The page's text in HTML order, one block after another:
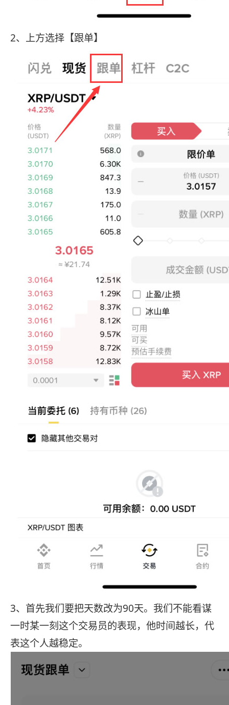
2、上方选择【跟单】
3、首先我们要把天数改为90天。我们不能看谋
一时某一刻这个交易员的表现，他时间越长，代
表这个人越稳定。